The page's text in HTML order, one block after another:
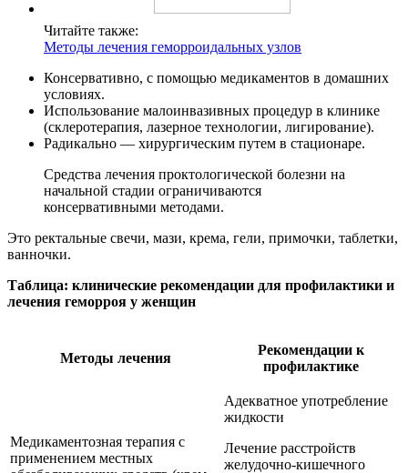
Читайте также:
Методы лечения геморроидальных узлов
Консервативно, с помощью медикаментов в домашних
условиях.
Использование малоинвазивных процедур в клинике
(склеротерапия, лазерное технологии, лигирование).
Радикально — хирургическим путем в стационаре.
Средства лечения проктологической болезни на
начальной стадии ограничиваются
консервативными методами.
Это ректальные свечи, мази, крема, гели, примочки, таблетки,
ванночки.
Таблица: клинические рекомендации для профилактики и
лечения геморроя у женщин
Методы лечения
Рекомендации к
профилактике
Медикаментозная терапия с
применением местных
Адекватное употребление
жидкости
Лечение расстройств
желудочно-кишечного